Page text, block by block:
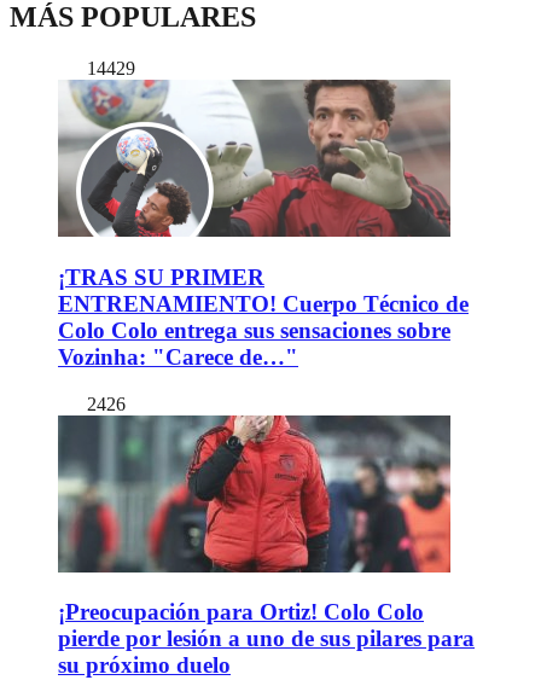
MÁS POPULARES
14429
¡TRAS SU PRIMER
ENTRENAMIENTO! Cuerpo Técnico de
Colo Colo entrega sus sensaciones sobre
Vozinha: "Carece de…"
2426
¡Preocupación para Ortiz! Colo Colo
pierde por lesión a uno de sus pilares para
su próximo duelo